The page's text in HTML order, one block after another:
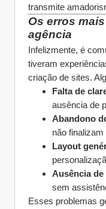
transmite
Os erros
agência
Infelizmente, é
tiveram
criação de sites.
Falta de
ausência de
Abandono
não finalizam
Layout
Ausência
sem
Esses problemas